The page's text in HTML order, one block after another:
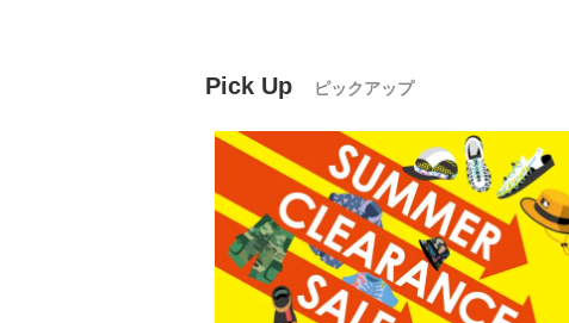
Pick Up ピックアップ